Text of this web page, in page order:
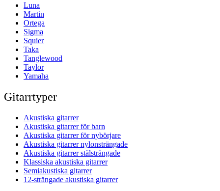
Luna
Martin
Ortega
Sigma
Squier
Taka
Tanglewood
Taylor
Yamaha
Gitarrtyper
Akustiska gitarrer
Akustiska gitarrer för barn
Akustiska gitarrer för nybörjare
Akustiska gitarrer nylonsträngade
Akustiska gitarrer stålsträngade
Klassiska akustiska gitarrer
Semiakustiska gitarrer
12-strängade akustiska gitarrer